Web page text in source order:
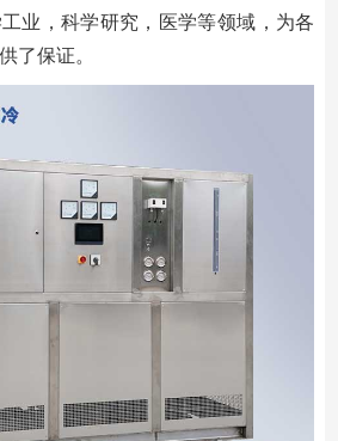
业，科学研究，医学等领域，为各
了保证。